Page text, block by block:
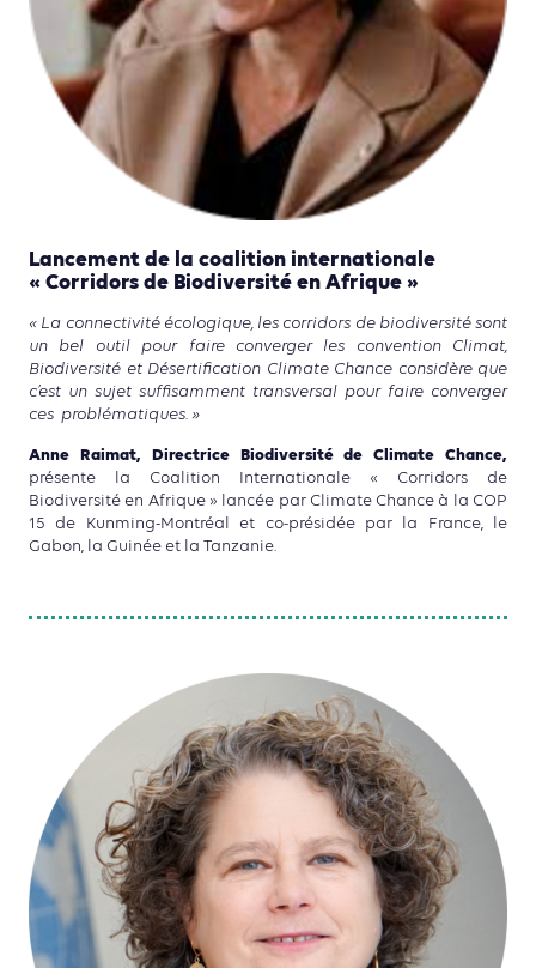
Lancement de la coalition internationale
« Corridors de Biodiversité en Afrique »
« La connectivité écologique, les corridors de biodiversité sont
un bel outil pour faire converger les convention Climat,
Biodiversité et Désertification Climate Chance considère que
c’est un sujet suffisamment transversal pour faire converger
ces problématiques. »
Anne Raimat, Directrice Biodiversité de Climate Chance,
présente la Coalition Internationale « Corridors de
Biodiversité en Afrique » lancée par Climate Chance à la COP
15 de Kunming-Montréal et co-présidée par la France, le
Gabon, la Guinée et la Tanzanie.